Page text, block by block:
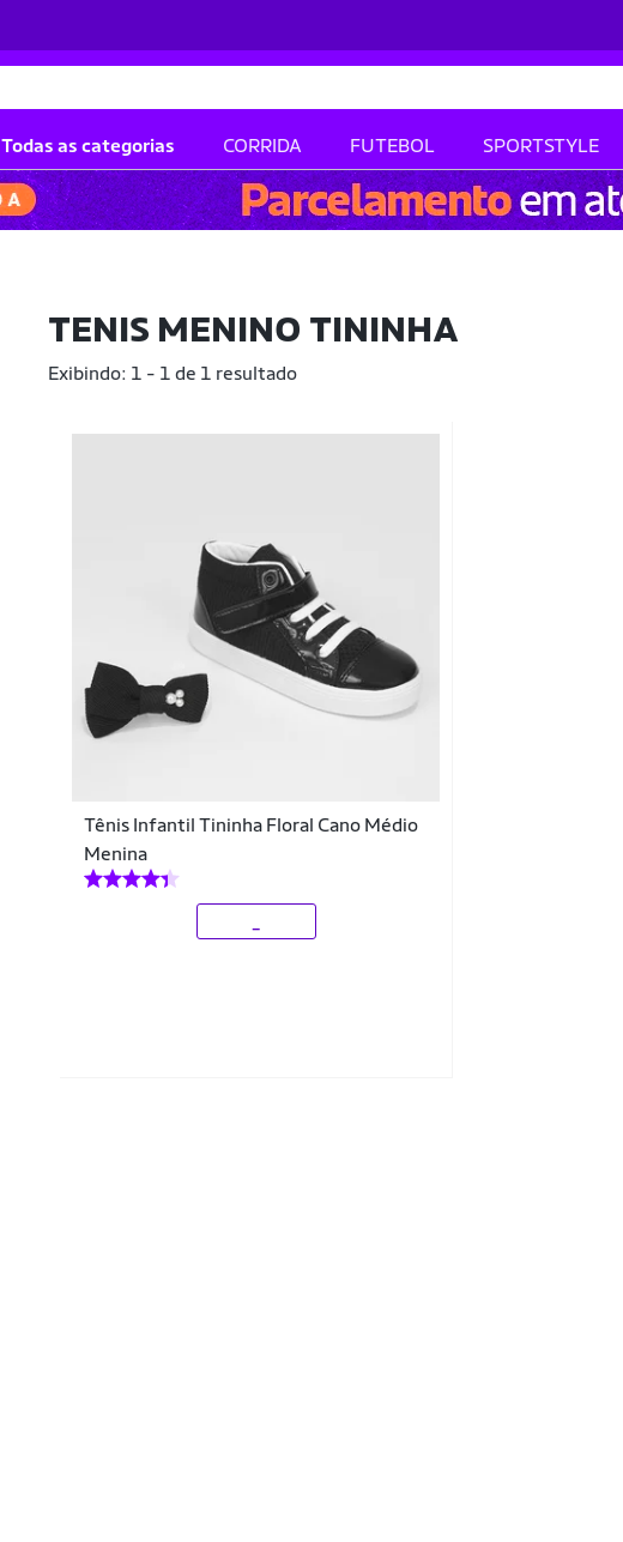
Todas as categorias CORRIDA FUTEBOL SPORTSTYLE
TENIS MENINO TININHA
Exibindo: 1 - 1 de 1 resultado
Tênis Infantil Tininha Floral Cano Médio
Menina